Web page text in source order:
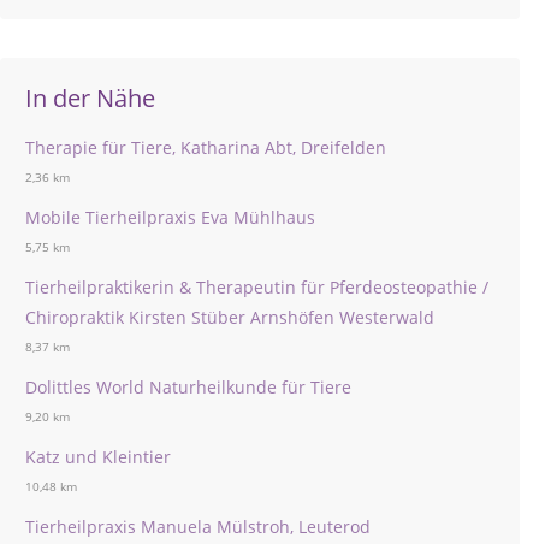
In der Nähe
Therapie für Tiere, Katharina Abt, Dreifelden
2,36 km
Mobile Tierheilpraxis Eva Mühlhaus
5,75 km
Tierheilpraktikerin & Therapeutin für Pferdeosteopathie /
Chiropraktik Kirsten Stüber Arnshöfen Westerwald
8,37 km
Dolittles World Naturheilkunde für Tiere
9,20 km
Katz und Kleintier
10,48 km
Tierheilpraxis Manuela Mülstroh, Leuterod